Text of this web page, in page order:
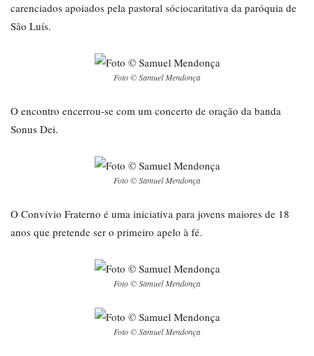
carenciados apoiados pela pastoral sóciocaritativa da paróquia de
São Luís.
Foto © Samuel Mendonça
O encontro encerrou-se com um concerto de oração da banda
Sonus Dei.
Foto © Samuel Mendonça
O Convívio Fraterno é uma iniciativa para jovens maiores de 18
anos que pretende ser o primeiro apelo à fé.
Foto © Samuel Mendonça
Foto © Samuel Mendonça